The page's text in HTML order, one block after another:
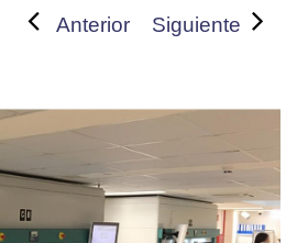
Anterior Siguiente